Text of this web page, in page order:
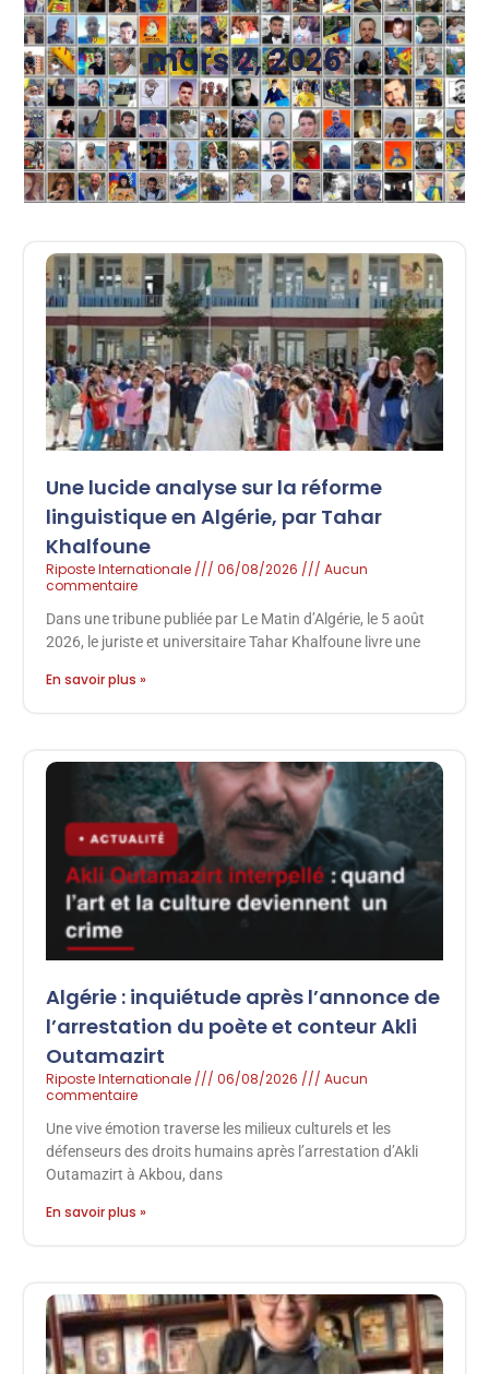
mars 2, 2026
Une lucide analyse sur la réforme
linguistique en Algérie, par Tahar
Khalfoune
Riposte Internationale 06/08/2026
Aucun
commentaire
Dans une tribune publiée par Le Matin d’Algérie, le 5 août
2026, le juriste et universitaire Tahar Khalfoune livre une
En savoir plus »
Algérie : inquiétude après l’annonce de
l’arrestation du poète et conteur Akli
Outamazirt
Riposte Internationale 06/08/2026
Aucun
commentaire
Une vive émotion traverse les milieux culturels et les
défenseurs des droits humains après l’arrestation d’Akli
Outamazirt à Akbou, dans
En savoir plus »